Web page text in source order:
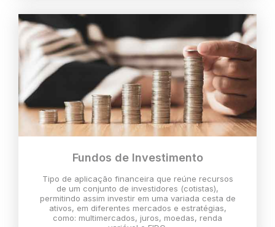
Fundos de Investimento
Tipo de aplicação financeira que reúne recursos
de um conjunto de investidores (cotistas),
permitindo assim investir em uma variada cesta de
ativos, em diferentes mercados e estratégias,
como: multimercados, juros, moedas, renda